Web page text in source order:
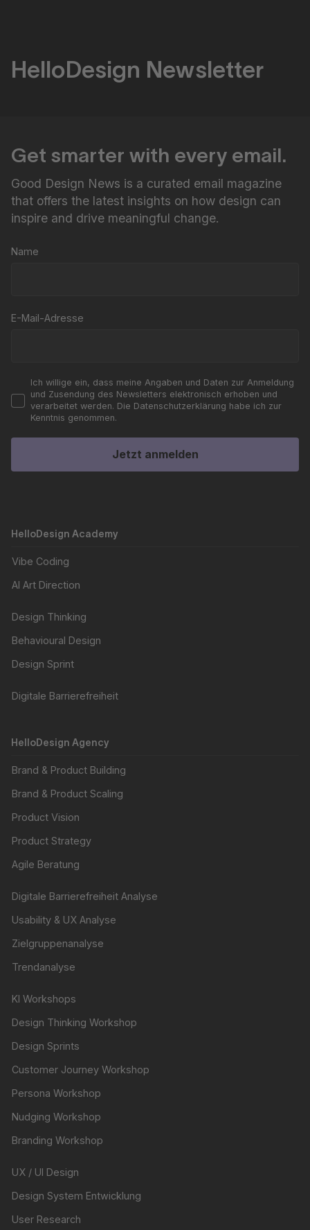
HelloDesign Newsletter
Get smarter with every email.
Good Design News is a curated email magazine
that offers the latest insights on how design can
inspire and drive meaningful change.
Name
E-Mail-Adresse
Ich willige ein, dass meine Angaben und Daten zur Anmeldung
und Zusendung des Newsletters elektronisch erhoben und
verarbeitet werden. Die Datenschutzerklärung habe ich zur
Kenntnis genommen.
Jetzt anmelden
HelloDesign Academy
Vibe Coding
AI Art Direction
Design Thinking
Behavioural Design
Design Sprint
Digitale Barrierefreiheit
HelloDesign Agency
Brand & Product Building
Brand & Product Scaling
Product Vision
Product Strategy
Agile Beratung
Digitale Barrierefreiheit Analyse
Usability & UX Analyse
Zielgruppenanalyse
Trendanalyse
KI Workshops
Design Thinking Workshop
Design Sprints
Customer Journey Workshop
Persona Workshop
Nudging Workshop
Branding Workshop
UX / UI Design
Design System Entwicklung
User Research